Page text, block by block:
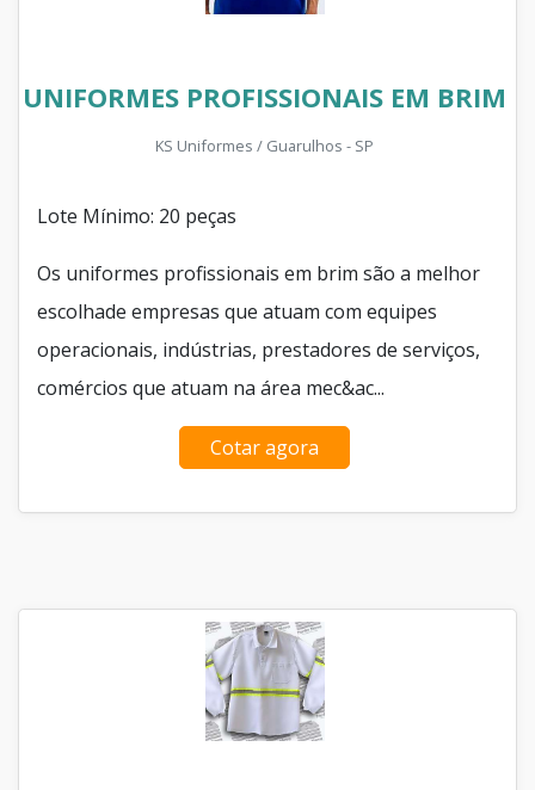
UNIFORMES PROFISSIONAIS EM BRIM
KS Uniformes / Guarulhos - SP
Lote Mínimo: 20 peças
Os uniformes profissionais em brim são a melhor
escolhade empresas que atuam com equipes
operacionais, indústrias, prestadores de serviços,
comércios que atuam na área mec&ac...
Cotar agora